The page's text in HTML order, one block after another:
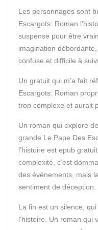
Les personnages sont
Escargots: Roman
suspense pour être
imagination
confuse et difficile à
Un gratuit qui m’a fait
Escargots: Roman
trop complexe et aurait
Un roman qui explore
grande Le Pape Des
l’histoire est epub
complexité, c’est
des événements, mais
sentiment de déception.
La fin est un silence,
l’histoire. Un roman qui